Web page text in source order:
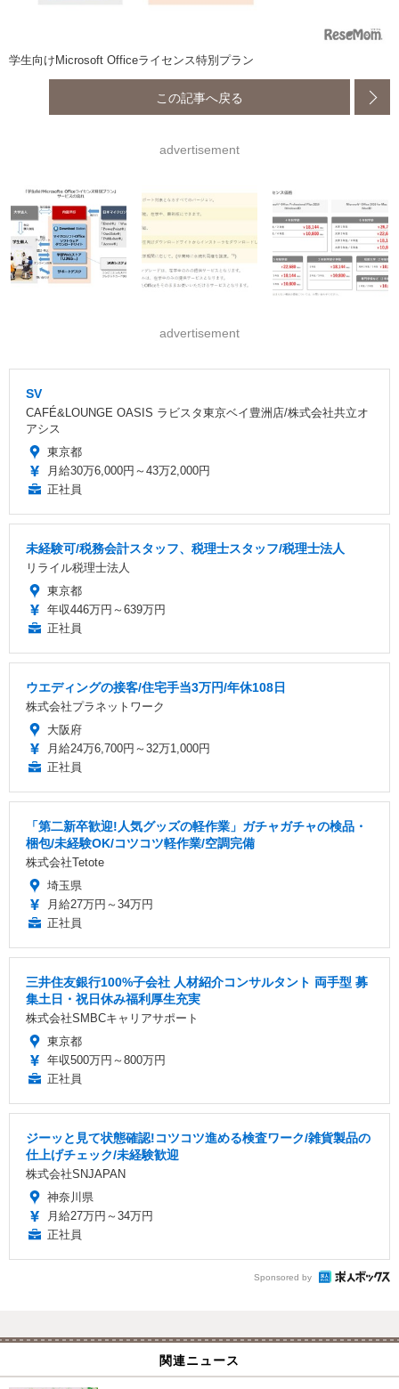
学生向けMicrosoft Officeライセンス特別プラン
この記事へ戻る
advertisement
advertisement
SV
CAFÉ&LOUNGE OASIS ラビスタ東京ベイ豊洲店/株式会社共立オ
アシス
東京都
月給30万6,000円～43万2,000円
正社員
未経験可/税務会計スタッフ、税理士スタッフ/税理士法人
リライル税理士法人
東京都
年収446万円～639万円
正社員
ウエディングの接客/住宅手当3万円/年休108日
株式会社プラネットワーク
大阪府
月給24万6,700円～32万1,000円
正社員
「第二新卒歓迎!人気グッズの軽作業」ガチャガチャの検品・
梱包/未経験OK/コツコツ軽作業/空調完備
株式会社Tetote
埼玉県
月給27万円～34万円
正社員
三井住友銀行100%子会社 人材紹介コンサルタント 両手型 募
集土日・祝日休み福利厚生充実
株式会社SMBCキャリアサポート
東京都
年収500万円～800万円
正社員
ジーッと見て状態確認!コツコツ進める検査ワーク/雑貨製品の
仕上げチェック/未経験歓迎
株式会社SNJAPAN
神奈川県
月給27万円～34万円
正社員
Sponsored by
関連ニュース